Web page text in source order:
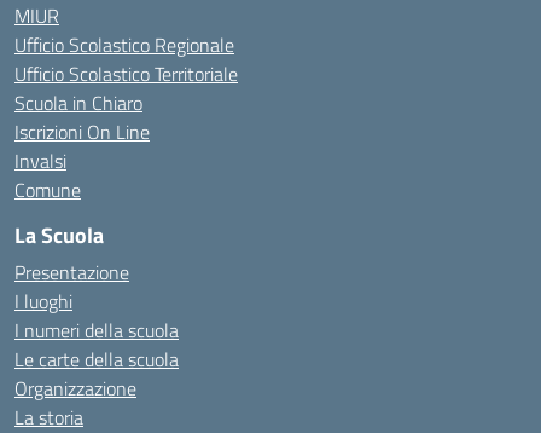
MIUR
Ufficio Scolastico Regionale
Ufficio Scolastico Territoriale
Scuola in Chiaro
Iscrizioni On Line
Invalsi
Comune
La Scuola
Presentazione
I luoghi
I numeri della scuola
Le carte della scuola
Organizzazione
La storia